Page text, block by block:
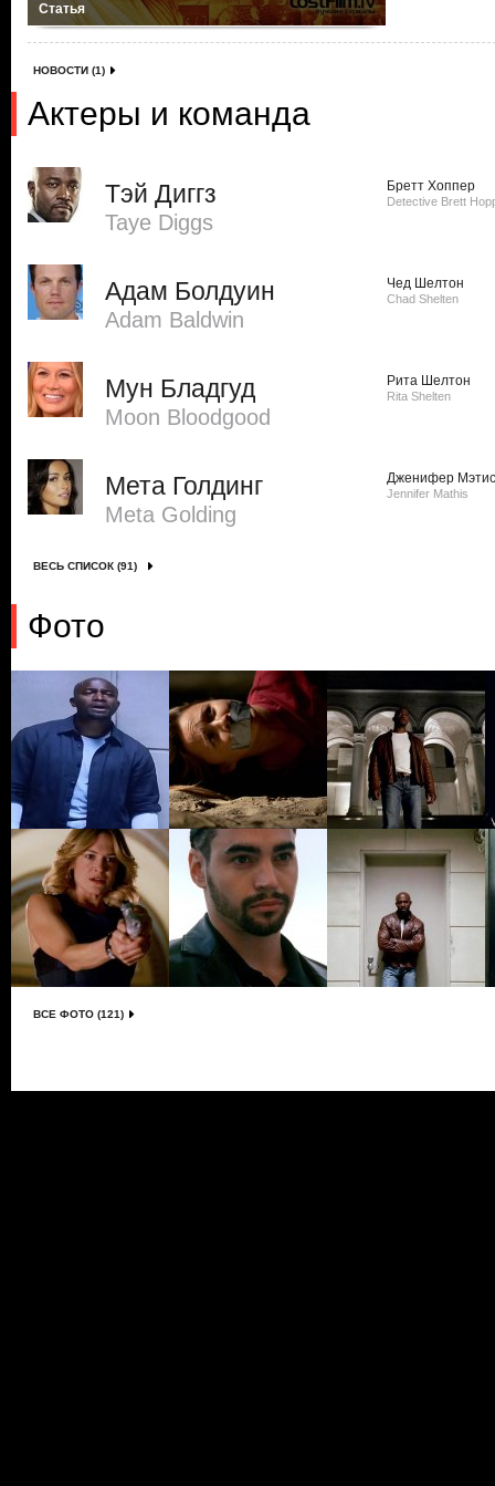
Статья
НОВОСТИ (1)
Актеры и команда
Тэй Диггз
Taye Diggs
Бретт Хоппер
Detective Brett
Адам Болдуин
Adam Baldwin
Чед Шелтон
Chad Shelten
Мун Бладгуд
Moon Bloodgood
Рита Шелтон
Rita Shelten
Мета Голдинг
Meta Golding
Дженифер Мэтис
Jennifer Mathis
ВЕСЬ СПИСОК (91)
Фото
ВСЕ ФОТО (121)